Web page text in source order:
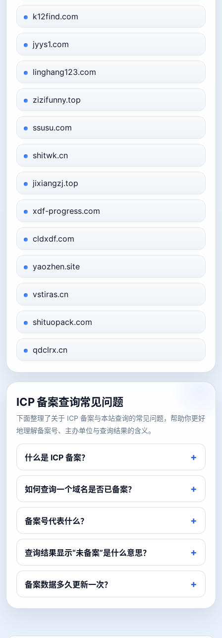
k12find.com
jyys1.com
linghang123.com
zizifunny.top
ssusu.com
shitwk.cn
jixiangzj.top
xdf-progress.com
cldxdf.com
yaozhen.site
vstiras.cn
shituopack.com
qdclrx.cn
ICP 备案查询常见问题
下面整理了关于 ICP 备案与本站查询的常见问题，帮助你更好
地理解备案号、主办单位与查询结果的含义。
什么是 ICP 备案？
如何查询一个域名是否已备案？
备案号代表什么？
查询结果显示“未备案”是什么意思？
备案数据多久更新一次？